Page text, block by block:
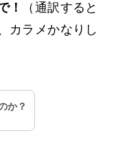
！
（通訳すると
カラメかなりし
か？